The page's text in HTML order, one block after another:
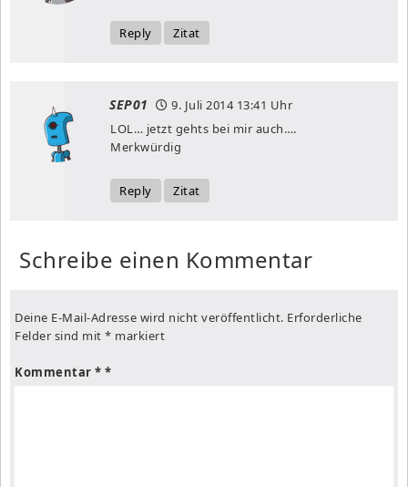
Reply Zitat
SEP01 9. Juli 201413:41 Uhr
LOL… jetzt gehts bei mir auch….
Merkwürdig
Reply Zitat
Schreibe einen Kommentar
Deine E-Mail-Adresse wird nicht veröffentlicht. Erforderliche
Felder sind mit * markiert
Kommentar *